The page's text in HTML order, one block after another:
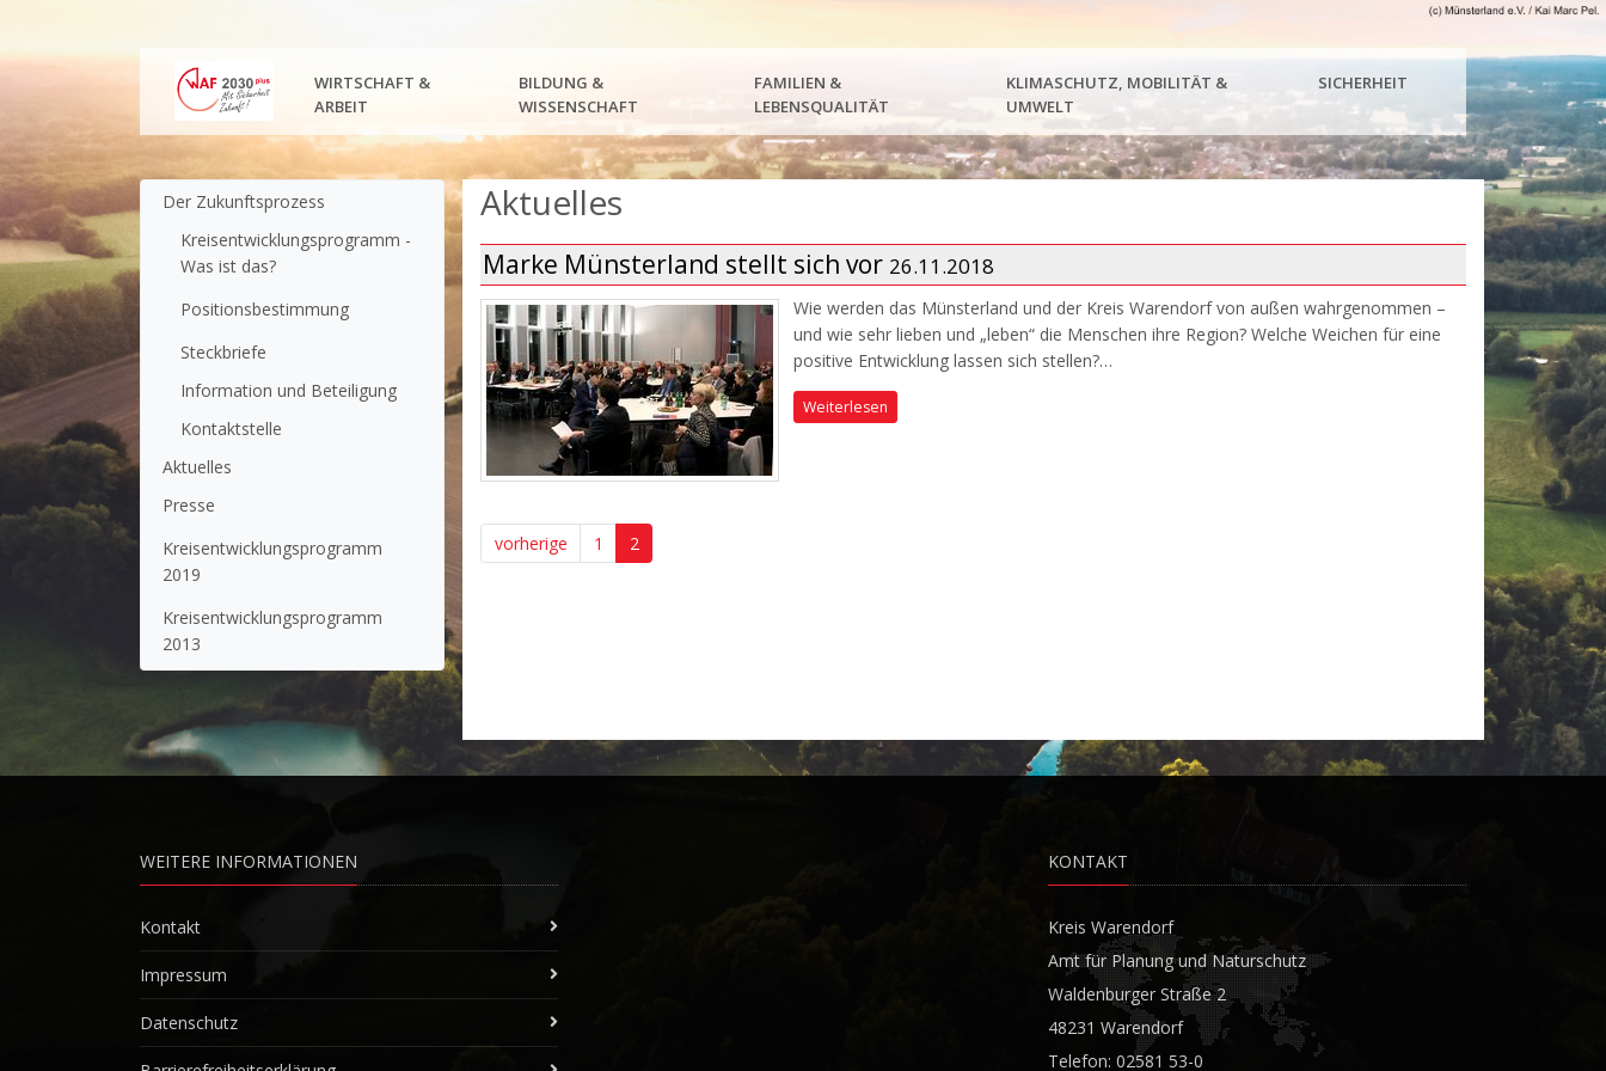
WIRTSCHAFT &
ARBEIT
BILDUNG &
WISSENSCHAFT
FAMILIEN &
LEBENSQUALITÄT
KLIMASCHUTZ, MOBILITÄT &
UMWELT
SICHERHEIT
Untermenüpunkte im aktuellen Bereich
Der Zukunftsprozess
Kreisent­wicklungs­programm -
Was ist das?
Positionsbestimmung
Steckbriefe
Information und Beteiligung
Kontaktstelle
Aktuelles
Presse
Kreisentwicklungsprogramm
2019
Kreisentwicklungsprogramm
2013
Aktuelles
Marke Münsterland stellt sich vor 26.11.2018
Wie werden das Münsterland und der Kreis Warendorf von außen wahrgenommen –
und wie sehr lieben und „leben“ die Menschen ihre Region? Welche Weichen für eine
positive Entwicklung lassen sich stellen?…
Weiterlesen
vorherige 1 2
WEITERE INFORMATIONEN
Kontakt
Impressum
Datenschutz
KONTAKT
Kreis Warendorf
Amt für Planung und Naturschutz
Waldenburger Straße 2
48231 Warendorf
Telefon: 02581 53-0